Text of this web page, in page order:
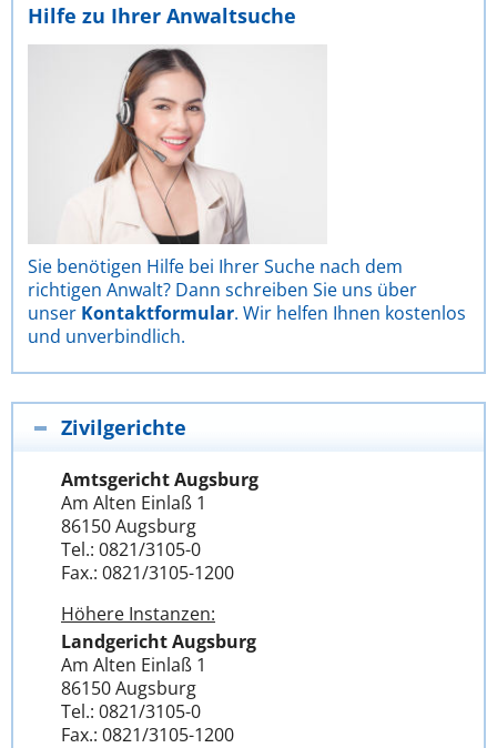
Hilfe zu Ihrer Anwaltsuche
Sie benötigen Hilfe bei Ihrer Suche nach dem
richtigen Anwalt? Dann schreiben Sie uns über
unser Kontaktformular. Wir helfen Ihnen kostenlos
und unverbindlich.
Zivilgerichte
Amtsgericht Augsburg
Am Alten Einlaß 1
86150 Augsburg
Tel.: 0821/3105-0
Fax.: 0821/3105-1200
Höhere Instanzen:
Landgericht Augsburg
Am Alten Einlaß 1
86150 Augsburg
Tel.: 0821/3105-0
Fax.: 0821/3105-1200